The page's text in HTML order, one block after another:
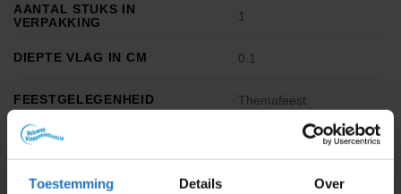
Toestemming Details Over
AANTAL STUKS IN
VERPAKKING
1
DIEPTE VLAG IN CM 0.1
FEESTGELEGENHEID Themafeest
GEWICHT
IN DE DOOS